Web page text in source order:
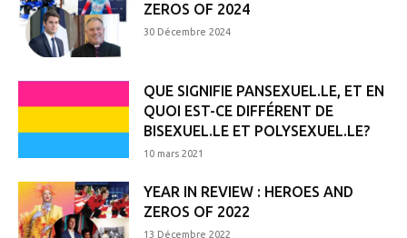
ZEROS OF 2024
30 Décembre 2024
QUE SIGNIFIE PANSEXUEL.LE, ET EN
QUOI EST-CE DIFFÉRENT DE
BISEXUEL.LE ET POLYSEXUEL.LE?
10 mars 2021
YEAR IN REVIEW : HEROES AND
ZEROS OF 2022
13 Décembre 2022